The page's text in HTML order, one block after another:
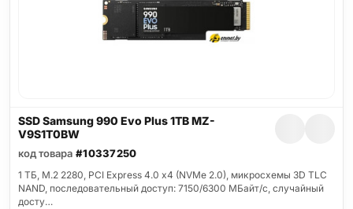
SSD Samsung 990 Evo Plus 1TB MZ-
V9S1T0BW
код товара #10337250
1 ТБ, M.2 2280, PCI Express 4.0 x4 (NVMe 2.0), микросхемы 3D TLC
NAND, последовательный доступ: 7150/6300 МБайт/с, случайный
досту…